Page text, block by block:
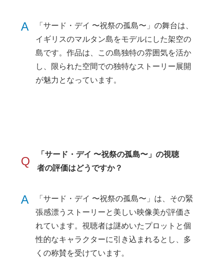
A
「サード・デイ 〜祝祭の孤島〜」の舞台は、
イギリスのマルタン島をモデルにした架空の
島です。作品は、この島独特の雰囲気を活か
し、限られた空間での独特なストーリー展開
が魅力となっています。
Q
「サード・デイ 〜祝祭の孤島〜」の視聴
者の評価はどうですか？
A
「サード・デイ 〜祝祭の孤島〜」は、その緊
張感漂うストーリーと美しい映像美が評価さ
れています。視聴者は謎めいたプロットと個
性的なキャラクターに引き込まれるとし、多
くの称賛を受けています。